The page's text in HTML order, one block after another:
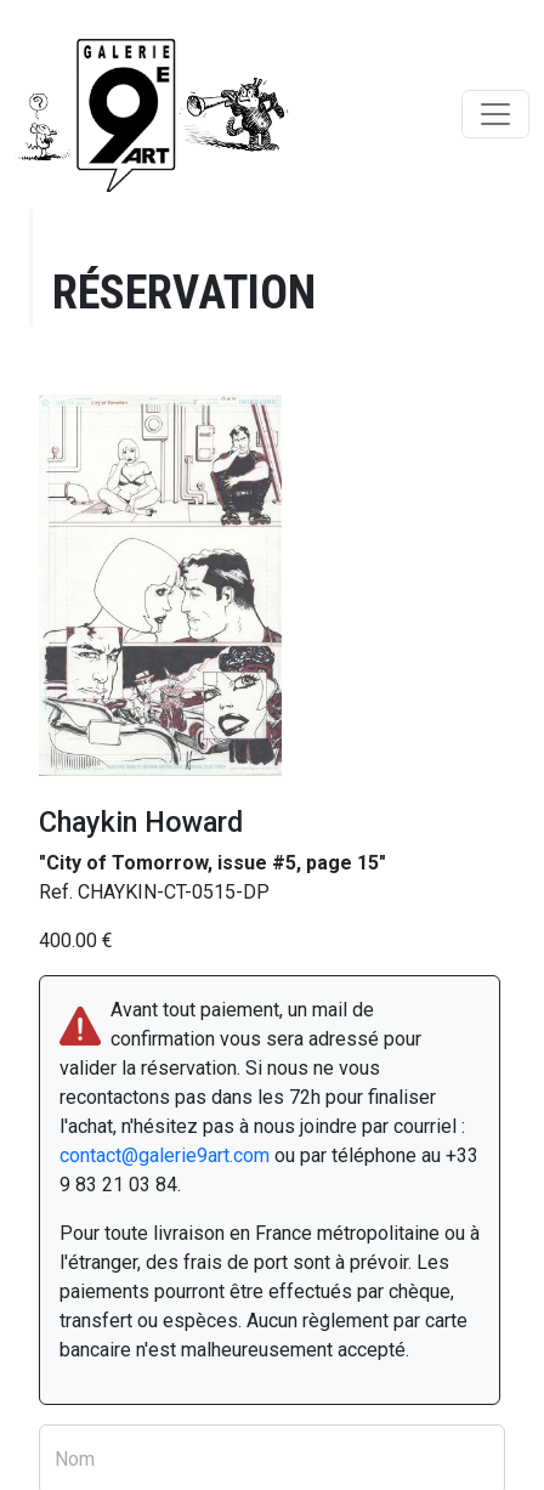
RÉSERVATION
Chaykin Howard
"City of Tomorrow, issue #5, page 15"
Ref. CHAYKIN-CT-0515-DP
400.00 €
Avant tout paiement, un mail de
confirmation vous sera adressé pour
valider la réservation. Si nous ne vous
recontactons pas dans les 72h pour finaliser
l'achat, n'hésitez pas à nous joindre par courriel :
contact@galerie9art.com ou par téléphone au +33
9 83 21 03 84.
Pour toute livraison en France métropolitaine ou à
l'étranger, des frais de port sont à prévoir. Les
paiements pourront être effectués par chèque,
transfert ou espèces. Aucun règlement par carte
bancaire n'est malheureusement accepté.
Nom